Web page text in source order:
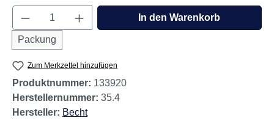
Produkt Anzahl: Gib den gewünschten
Packung
In den Warenkorb
Zum Merkzettel hinzufügen
Produktnummer: 133920
Herstellernummer: 35.4
Hersteller: Becht